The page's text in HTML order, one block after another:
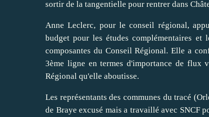
sortir de la tangentielle pour rentrer dans
Anne Leclerc, pour le conseil régional,
budget pour les études complémentaires
composantes du Conseil Régional. Elle a
3ème ligne en termes d'importance de flux
Régional qu'elle aboutisse.
Les représentants des communes du tracé
de Braye excusé mais a travaillé avec SNCF